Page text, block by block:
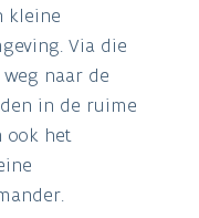
kleine
Via die
naar de
in de ruime
ook het